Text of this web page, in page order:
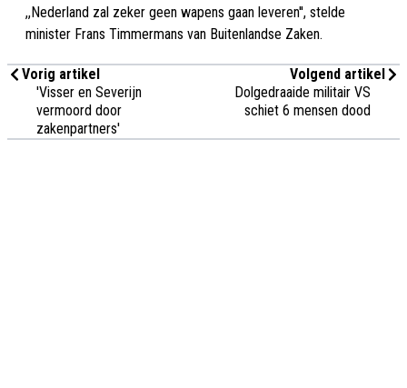
,,Nederland zal zeker geen wapens gaan leveren'', stelde
minister Frans Timmermans van Buitenlandse Zaken.
Vorig artikel
'Visser en Severijn
vermoord door
zakenpartners'
Volgend artikel
Dolgedraaide militair VS
schiet 6 mensen dood